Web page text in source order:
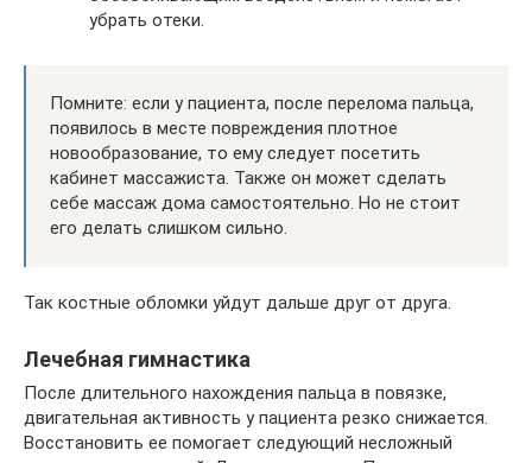
убрать отеки.
Помните: если у пациента, после перелома пальца,
появилось в месте повреждения плотное
новообразование, то ему следует посетить
кабинет массажиста. Также он может сделать
себе массаж дома самостоятельно. Но не стоит
его делать слишком сильно.
Так костные обломки уйдут дальше друг от друга.
Лечебная гимнастика
После длительного нахождения пальца в повязке,
двигательная активность у пациента резко снижается.
Восстановить ее помогает следующий несложный